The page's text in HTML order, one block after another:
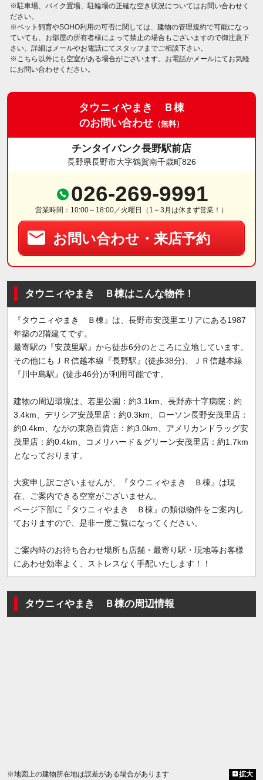
※駐車場、バイク置場、駐輪場の正確な空き状況についてはお問い合わせく
ださい。
※ペット飼育やSOHO利用の可否に関しては、建物の管理規約で可能になっ
ていても、お部屋の所有者様によって禁止の場合もございますので御注意下
さい。詳細はメールやお電話にてスタッフまでご相談下さい。
※こちら以外にも空室がある場合がございます。お電話かメールにてお気軽
にお問い合わせください。
タウニィやまき Ｂ棟
のお問い合わせ （無料）
チンタイバンク長野駅前店
長野県長野市大字鶴賀南千歳町826
026-269-9991
営業時間：10:00～18:00／火曜日（1～3月は休まず営業！）
お問い合わせ・来店予約
タウニィやまき Ｂ棟はこんな物件！
『タウニィやまき Ｂ棟』は、長野市安茂里エリアにある1987
年築の2階建てです。
最寄駅の『安茂里駅』から徒歩6分のところに立地しています。
その他にもＪＲ信越本線『長野駅』(徒歩38分)、ＪＲ信越本線
『川中島駅』(徒歩46分)が利用可能です。
建物の周辺環境は、若里公園：約3.1km、長野赤十字病院：約
3.4km、デリシア安茂里店：約0.3km、ローソン長野安茂里店：
約0.4km、ながの東急百貨店：約3.0km、アメリカンドラッグ安
茂里店：約0.4km、コメリハード＆グリーン安茂里店：約1.7km
となっております。
大変申し訳ございませんが、『タウニィやまき Ｂ棟』は現
在、ご案内できる空室がございません。
ページ下部に『タウニィやまき Ｂ棟』の類似物件をご案内し
ておりますので、是非一度ご覧になってください。
ご案内時のお待ち合わせ場所も店舗・最寄り駅・現地等お客様
にあわせ効率よく、ストレスなく手配いたします！！
タウニィやまき Ｂ棟の周辺情報
※地図上の建物所在地は誤差がある場合があります 拡大